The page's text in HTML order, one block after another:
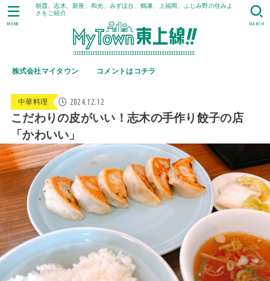
朝霞、志木、新座、和光、みずほ台、鶴瀬、上福岡、ふじみ野の住みよ
さをご紹介
株式会社マイタウン コメントはコチラ
SEARCH
MENU
中華料理 2024.12.12
こだわりの皮がいい！志木の手作り餃子の店
「かわいい」